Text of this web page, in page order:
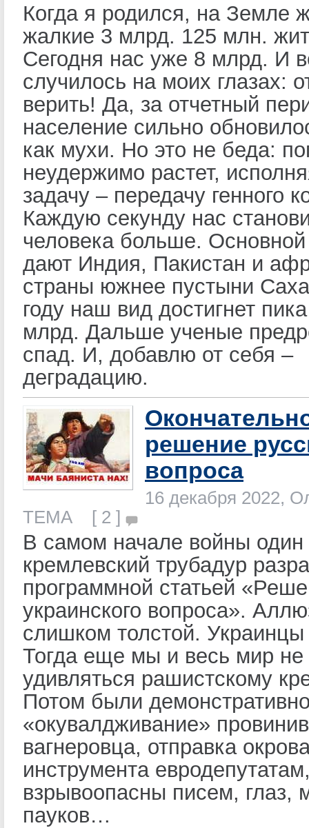
Когда я родился, на Земле
жалкие 3 млрд. 125 млн.
Сегодня нас уже 8 млрд. И
случилось на моих глазах:
верить! Да, за отчетный
население сильно
как мухи. Но это не беда:
неудержимо растет,
задачу – передачу генного
Каждую секунду нас
человека больше. Основной
дают Индия, Пакистан и
страны южнее пустыни
году наш вид достигнет
млрд. Дальше ученые
спад. И, добавлю от себя –
деградацию.
решение
вопроса
16 декабря 2022,
ТЕМА [ 2 ]
В самом начале войны один
кремлевский трубадур
программной статьей
украинского вопроса».
слишком толстой. Украинцы
Тогда еще мы и весь мир не
удивляться рашистскому
Потом были
«окувалдживание»
вагнеровца, отправка
инструмента
взрывоопасны писем, глаз,
пауков…